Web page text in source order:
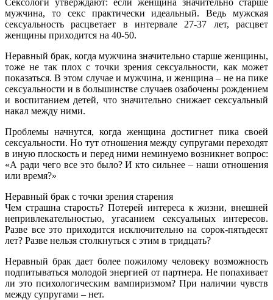
мужчина, то секс практически идеальный. Ведь мужская
сексуальность расцветает в интервале 27-37 лет, расцвет
женщины приходится на 40-50.
Неравный брак, когда мужчина значительно старше женщины,
тоже не так плох с точки зрения сексуальности, как может
показаться. В этом случае и мужчина, и женщина – не на пике
сексуальности и в большинстве случаев озабочены рождением
и воспитанием детей, что значительно снижает сексуальный
накал между ними.
Проблемы начнутся, когда женщина достигнет пика своей
сексуальности. Но тут отношения между супругами переходят
в иную плоскость и перед ними неминуемо возникнет вопрос:
«А ради чего все это было? И кто сильнее – наши отношения
или время?»
Неравный брак с точки зрения старения
Чем страшна старость? Потерей интереса к жизни, внешней
непривлекательностью, угасанием сексуальных интересов.
Разве все это приходится исключительно на сорок-пятьдесят
лет? Разве нельзя столкнуться с этим в тридцать?
Неравный брак дает более пожилому человеку возможность
подпитываться молодой энергией от партнера. Не попахивает
ли это психологическим вампиризмом? При наличии чувств
между супругами – нет.